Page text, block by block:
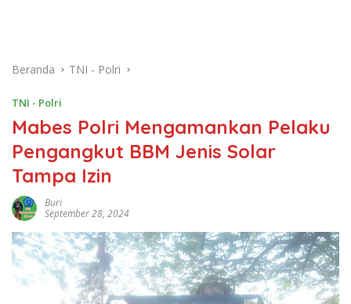
Beranda TNI - Polri
TNI - Polri
Mabes Polri Mengamankan Pelaku
Pengangkut BBM Jenis Solar
Tampa Izin
Buri
September 28, 2024